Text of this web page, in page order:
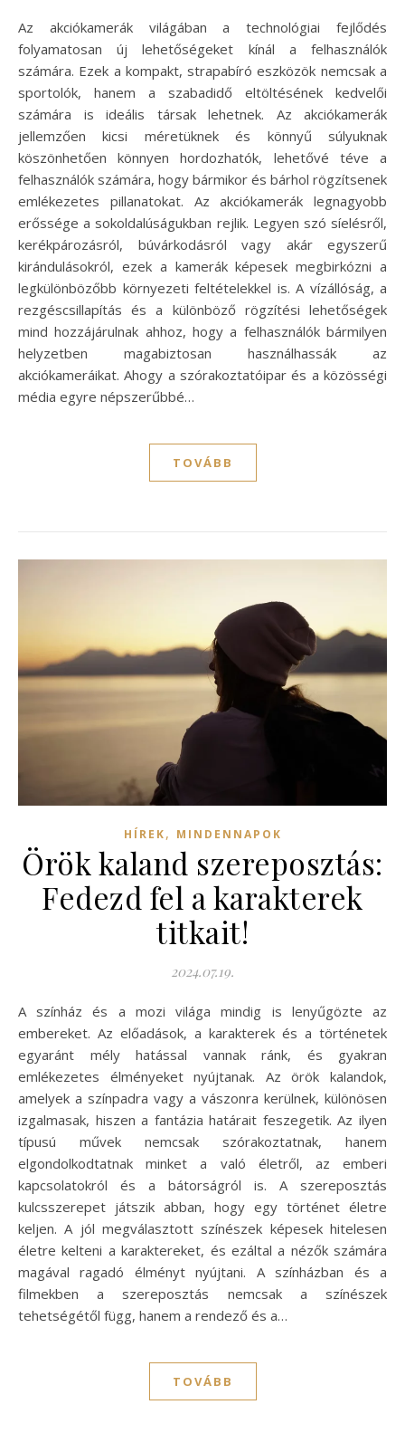
Az akciókamerák világában a technológiai fejlődés
folyamatosan új lehetőségeket kínál a felhasználók
számára. Ezek a kompakt, strapabíró eszközök nemcsak a
sportolók, hanem a szabadidő eltöltésének kedvelői
számára is ideális társak lehetnek. Az akciókamerák
jellemzően kicsi méretüknek és könnyű súlyuknak
köszönhetően könnyen hordozhatók, lehetővé téve a
felhasználók számára, hogy bármikor és bárhol rögzítsenek
emlékezetes pillanatokat. Az akciókamerák legnagyobb
erőssége a sokoldalúságukban rejlik. Legyen szó síelésről,
kerékpározásról, búvárkodásról vagy akár egyszerű
kirándulásokról, ezek a kamerák képesek megbirkózni a
legkülönbözőbb környezeti feltételekkel is. A vízállóság, a
rezgéscsillapítás és a különböző rögzítési lehetőségek
mind hozzájárulnak ahhoz, hogy a felhasználók bármilyen
helyzetben magabiztosan használhassák az
akciókameráikat. Ahogy a szórakoztatóipar és a közösségi
média egyre népszerűbbé…
TOVÁBB
HÍREK, MINDENNAPOK
Örök kaland szereposztás:
Fedezd fel a karakterek
titkait!
2024.07.19.
A színház és a mozi világa mindig is lenyűgözte az
embereket. Az előadások, a karakterek és a történetek
egyaránt mély hatással vannak ránk, és gyakran
emlékezetes élményeket nyújtanak. Az örök kalandok,
amelyek a színpadra vagy a vászonra kerülnek, különösen
izgalmasak, hiszen a fantázia határait feszegetik. Az ilyen
típusú művek nemcsak szórakoztatnak, hanem
elgondolkodtatnak minket a való életről, az emberi
kapcsolatokról és a bátorságról is. A szereposztás
kulcsszerepet játszik abban, hogy egy történet életre
keljen. A jól megválasztott színészek képesek hitelesen
életre kelteni a karaktereket, és ezáltal a nézők számára
magával ragadó élményt nyújtani. A színházban és a
filmekben a szereposztás nemcsak a színészek
tehetségétől függ, hanem a rendező és a…
TOVÁBB